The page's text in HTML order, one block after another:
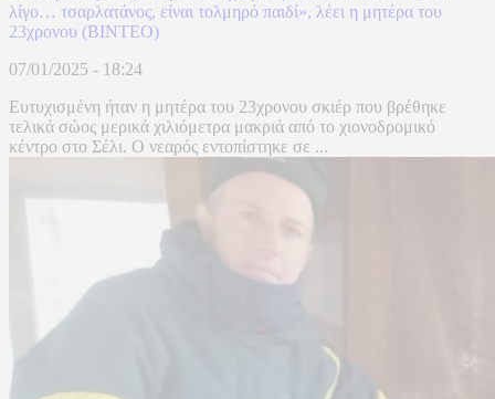
λίγο… τσαρλατάνος, είναι τολμηρό παιδί», λέει η μητέρα του
23χρονου (ΒΙΝΤΕΟ)
07/01/2025 - 18:24
Ευτυχισμένη ήταν η μητέρα του 23χρονου σκιέρ που βρέθηκε
τελικά σώος μερικά χιλιόμετρα μακριά από το χιονοδρομικό
κέντρο στο Σέλι. Ο νεαρός εντοπίστηκε σε ...